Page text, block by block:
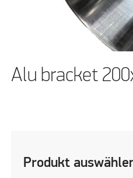
Alu bracket
Produkt